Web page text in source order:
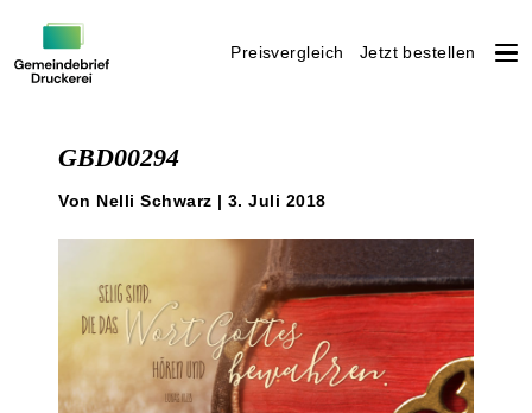
Preisvergleich Jetzt bestellen
GBD00294
Von Nelli Schwarz | 3. Juli 2018